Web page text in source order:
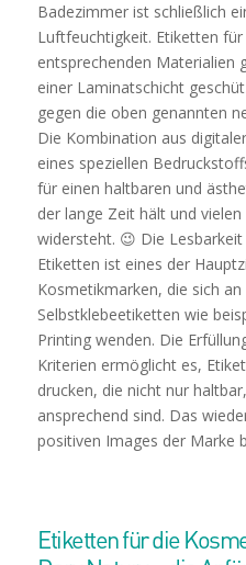
Badezimmer ist schließlich
Luftfeuchtigkeit. Etiketten
entsprechenden Materialien
einer Laminatschicht
gegen die oben genannten
Die Kombination aus
eines speziellen
für einen haltbaren und
der lange Zeit hält und
widersteht. 😉 Die
Etiketten ist eines der
Kosmetikmarken, die sich
Selbstklebeetiketten wie
Printing wenden. Die
Kriterien ermöglicht es,
drucken, die nicht nur
ansprechend sind. Das
positiven Images der Marke
Etiketten für die